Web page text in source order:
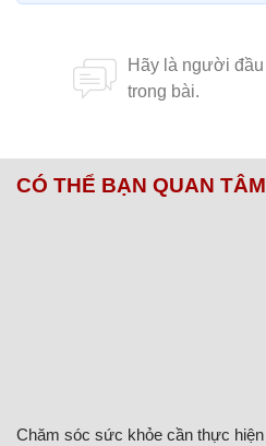
CÓ THỂ BẠN QUAN TÂM
Chăm sóc sức khỏe cần thực hiện